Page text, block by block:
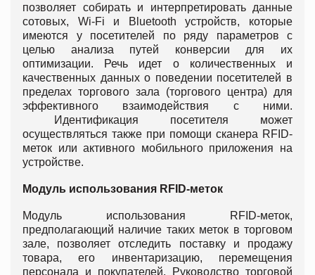
позволяет собирать и интерпретировать данные
сотовых, Wi-Fi и Bluetooth устройств, которые
имеются у посетителей по ряду параметров с
целью анализа путей конверсии для их
оптимизации. Речь идет о количественных и
качественных данных о поведении посетителей в
пределах торгового зала (торгового центра) для
эффективного взаимодействия с ними.
Идентификация посетителя может
осуществляться также при помощи сканера RFID-
меток или активного мобильного приложения на
устройстве.
Модуль использования RFID-меток
Модуль использования RFID-меток,
предполагающий наличие таких меток в торговом
зале, позволяет отследить поставку и продажу
товара, его инвентаризацию, перемещения
персонала и покупателей. Руководство торговой